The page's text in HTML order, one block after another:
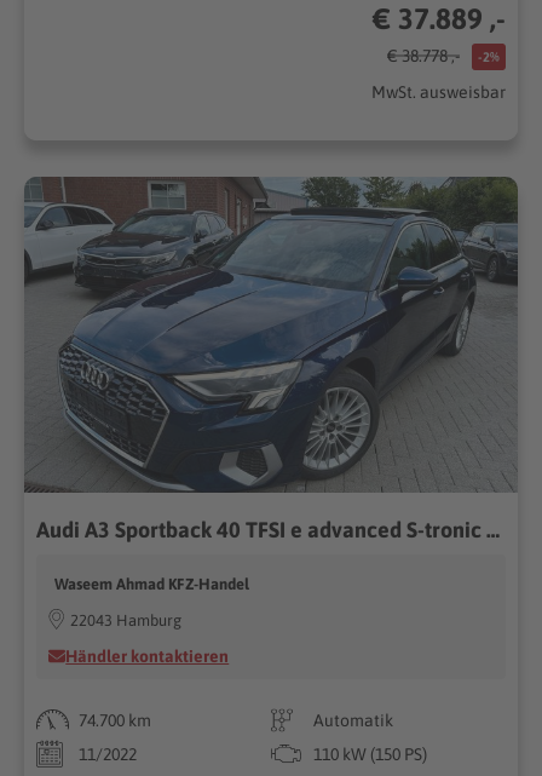
€ 37.889 ,-
€ 38.778 ,- -2%
MwSt. ausweisbar
Audi A3 Sportback 40 TFSI e advanced S-tronic ACC VOL
Waseem Ahmad KFZ-Handel
22043 Hamburg
Händler kontaktieren
74.700 km
Automatik
11/2022
110 kW (150 PS)